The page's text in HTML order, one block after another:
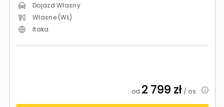
Dojazd Własny
Własne (WŁ)
Itaka
od 2 799 zł/ os.